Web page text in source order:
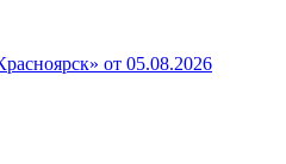
от 05.08.2026